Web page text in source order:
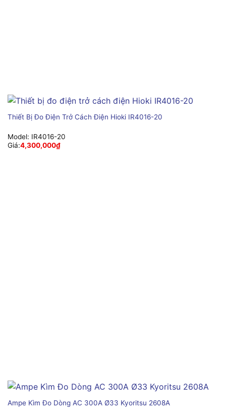
Thiết Bị Đo Điện Trở Cách Điện Hioki IR4016-20
Model: IR4016-20
Giá:4,300,000₫
Ampe Kìm Đo Dòng AC 300A Ø33 Kyoritsu 2608A